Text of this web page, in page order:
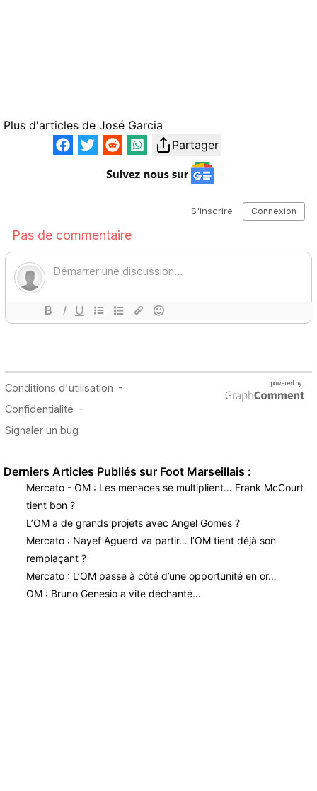
Plus d'articles de José Garcia
Partager
Derniers Articles Publiés sur Foot Marseillais :
Mercato - OM : Les menaces se multiplient… Frank McCourt
tient bon ?
L’OM a de grands projets avec Angel Gomes ?
Mercato : Nayef Aguerd va partir… l’OM tient déjà son
remplaçant ?
Mercato : L’OM passe à côté d’une opportunité en or…
OM : Bruno Genesio a vite déchanté…